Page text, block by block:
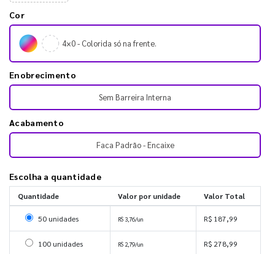
Cor
4×0 - Colorida só na frente.
Enobrecimento
Sem Barreira Interna
Acabamento
Faca Padrão - Encaixe
Escolha a quantidade
Quantidade Valor por unidade Valor Total
Selecionar 50 unidades
50 unidades R$ 3,76/un R$ 187,99
Selecionar 100 unidades
100 unidades R$ 2,79/un R$ 278,99